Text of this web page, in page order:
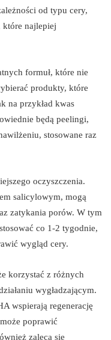
od typu cery,
najlepiej
formuł, które nie
produkty, które
na przykład kwas
będą peelingi,
stosowane raz
oczyszczenia.
salicylowym, mogą
zatykania porów. W tym
co 1-2 tygodnie,
wygląd cery.
korzystać z różnych
wygładzającym.
wspierają regenerację
poprawić
zaleca się